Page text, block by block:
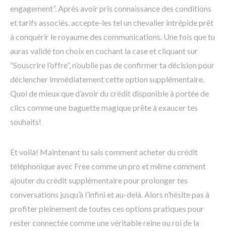
engagement”. Après avoir pris connaissance des conditions
et tarifs associés, accepte-les tel un chevalier intrépide prêt
à conquérir le royaume des communications. Une fois que tu
auras validé ton choix en cochant la case et cliquant sur
“Souscrire l’offre”, n’oublie pas de confirmer ta décision pour
déclencher immédiatement cette option supplémentaire.
Quoi de mieux que d’avoir du crédit disponible à portée de
clics comme une baguette magique prête à exaucer tes
souhaits!
Et voilà! Maintenant tu sais comment acheter du crédit
téléphonique avec Free comme un pro et même comment
ajouter du crédit supplémentaire pour prolonger tes
conversations jusqu’à l’infini et au-delà. Alors n’hésite pas à
profiter pleinement de toutes ces options pratiques pour
rester connectée comme une véritable reine ou roi de la